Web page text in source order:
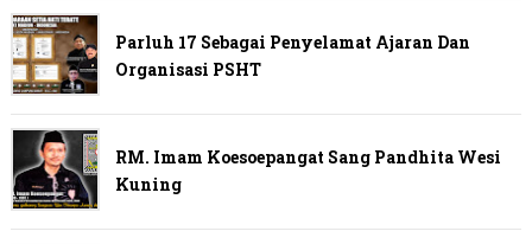
Parluh 17 Sebagai Penyelamat Ajaran Dan
Organisasi PSHT
RM. Imam Koesoepangat Sang Pandhita Wesi
Kuning